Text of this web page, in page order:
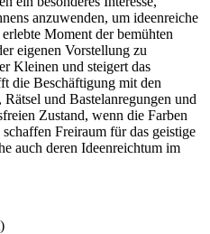
anzuwenden, um ideenreiche
Moment der bemühten
eigenen Vorstellung zu
Kleinen und steigert das
die Beschäftigung mit den
und Bastelanregungen und
Zustand, wenn die Farben
Freiraum für das geistige
auch deren Ideenreichtum im